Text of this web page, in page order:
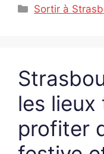
Catégories
Sortir à
les
profiter